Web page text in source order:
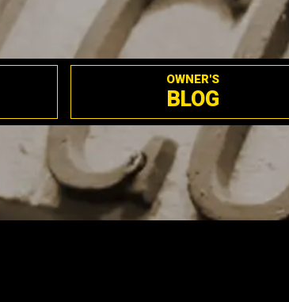
OWNER'S
BLOG